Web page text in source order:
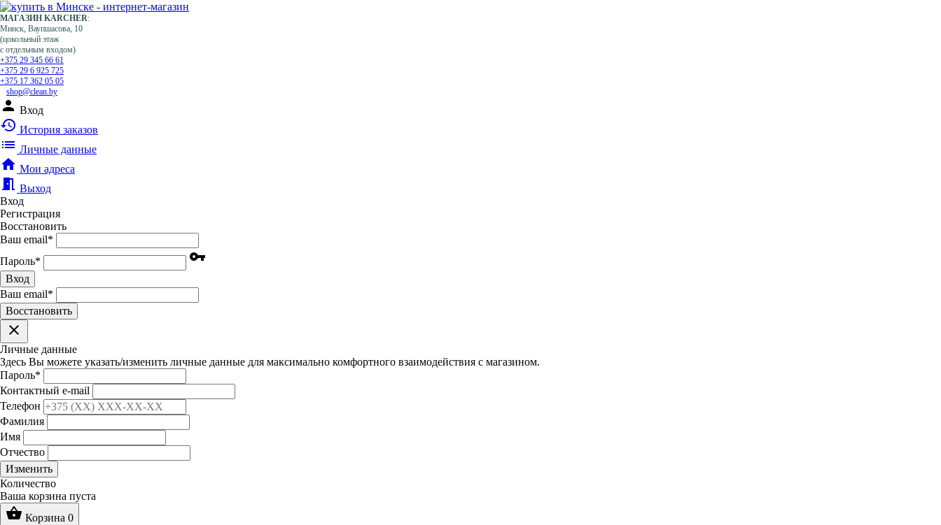
МАГАЗИН KARCHER:
Минск, Ваупшасова, 10
(цокольный этаж
с отдельным входом)
+375 29 345 66 61
+375 29 6 925 725
+375 17 362 05 05
shop@clean.by
person Вход
history История заказов
list Личные данные
home Мои адреса
meeting_room Выход
Вход
Регистрация
Восстановить
Ваш email*
Пароль* vpn_key
Вход
Ваш email*
Воcстановить
clear
Личные данные
Здесь Вы можете указать/изменить личные данные для максимально комфортного взаимодействия с магазином.
Пароль*
Контактный e-mail
Телефон
Фамилия
Имя
Отчество
Изменить
Количество
Ваша корзина пуста
shopping_basket Корзина 0